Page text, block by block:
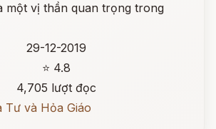
một vị thần quan trọng trong
29-12-2019
⭐ 4.8
4,705 lượt đọc
Tư và Hỏa Giáo